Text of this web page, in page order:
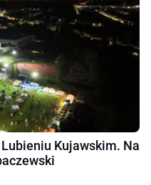
Kujawskim. Na